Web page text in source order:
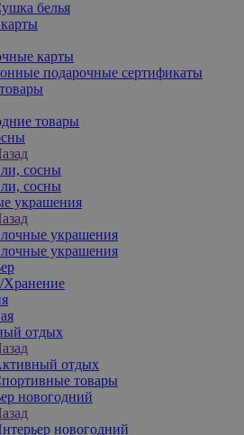
белья
карты
подарочные сертификаты
товары
сосны
сосны
украшения
украшения
украшения
Хранение
отдых
отдых
товары
новогодний
новогодний